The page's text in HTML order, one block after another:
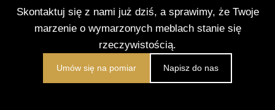
Skontaktuj się z nami już dziś, a sprawimy, że Twoje
marzenie o wymarzonych meblach stanie się
rzeczywistością.
Umów się na pomiar Napisz do nas